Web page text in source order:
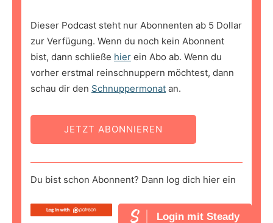
Dieser Podcast steht nur Abonnenten ab 5 Dollar
zur Verfügung. Wenn du noch kein Abonnent
bist, dann schließe hier ein Abo ab. Wenn du
vorher erstmal reinschnuppern möchtest, dann
schau dir den Schnuppermonat an.
JETZT ABONNIEREN
Du bist schon Abonnent? Dann log dich hier ein
Login mit Steady